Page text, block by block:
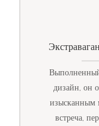
дизайн, он
изысканным
встреча,